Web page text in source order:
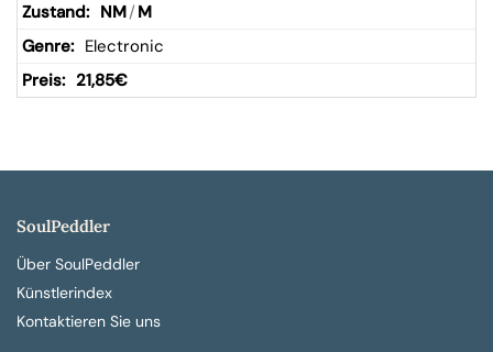
NM/ M
Electronic
21,85€
SoulPeddler
Über SoulPeddler
Künstlerindex
Kontaktieren Sie uns